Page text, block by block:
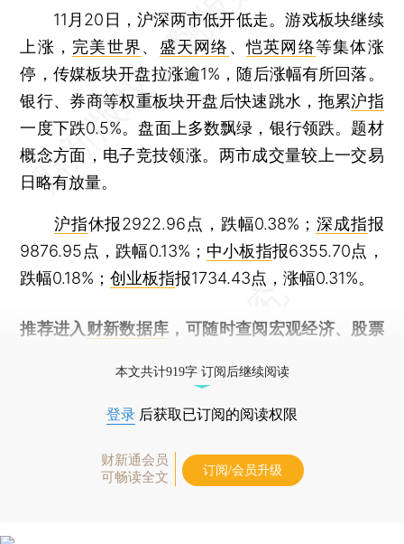
11月20日，沪深两市低开低走。游戏板块继续
上涨， 完美世界、 盛天网络 、恺英网络等集体涨
停，传媒板块开盘拉涨逾1%，随后涨幅有所回落。
银行、券商等权重板块开盘后快速跳水，拖累沪指
一度下跌0.5%。盘面上多数飘绿，银行领跌。题材
概念方面，电子竞技领涨。两市成交量较上一交易
日略有放量。
沪指休报2922.96点，跌幅0.38%； 深成指报
9876.95点，跌幅0.13%； 中小板指报6355.70点，
跌幅0.18%；创业板指报1734.43点，涨幅0.31%。
推荐进入 财新数据库 ，可随时查阅宏观经济、股票
本文共计919字 订阅后继续阅读
登录 后获取已订阅的阅读权限
财新通会员
可畅读全文
订阅/会员升级